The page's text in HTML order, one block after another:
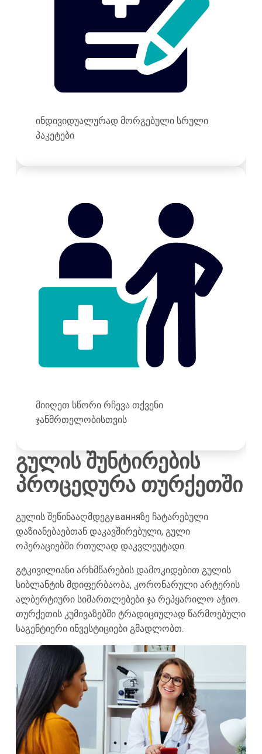
ინდივიდუალურად მორგებული სრული
პაკეტები
მიიღეთ სწორი რჩევა თქვენი
ჯანმრთელობისთვის
გულის შუნტირების
პროცედურა თურქეთში
გულის შეწინააღმდეგуванняზე ჩატარებული
დაზიანებაებთან დაკავშირებული, გული
ოპერაციებში რთულად დაკვლეუტადი.
გტკივილიანი არხმწარების დამოკიდებით გულის
სიბლანტის მდიფერბაობა, კორონარული არტერის
ალბერტიური სიმართლებები ჯა რეპყარილო აჭიო.
თურქეთის კუმივაზებში ტრადიციულად წარმოებული
საგენტიერი ინვესტიციები გმადლობთ.